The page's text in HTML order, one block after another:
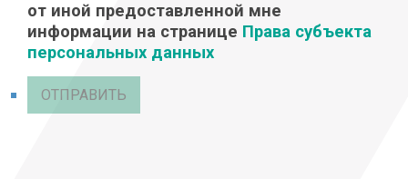
от иной предоставленной мне
информации на странице Права субъекта
персональных данных
ОТПРАВИТЬ